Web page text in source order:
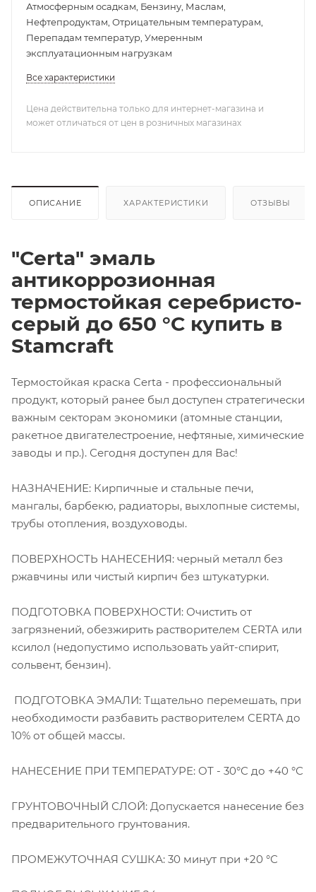
Атмосферным осадкам, Бензину, Маслам,
Нефтепродуктам, Отрицательным температурам,
Перепадам температур, Умеренным
эксплуатационным нагрузкам
Все характеристики
Цена действительна только для интернет-магазина и
может отличаться от цен в розничных магазинах
ОПИСАНИЕ ХАРАКТЕРИСТИКИ ОТЗЫВЫ
"Certa" эмаль
антикоррозионная
термостойкая серебристо-
серый до 650 °С купить в
Stamcraft
Термостойкая краска Certa - профессиональный
продукт, который ранее был доступен стратегически
важным секторам экономики (атомные станции,
ракетное двигателестроение, нефтяные, химические
заводы и пр.). Сегодня доступен для Вас!
НАЗНАЧЕНИЕ: Кирпичные и стальные печи,
мангалы, барбекю, радиаторы, выхлопные системы,
трубы отопления, воздуховоды.
ПОВЕРХНОСТЬ НАНЕСЕНИЯ: черный металл без
ржавчины или чистый кирпич без штукатурки.
ПОДГОТОВКА ПОВЕРХНОСТИ: Очистить от
загрязнений, обезжирить растворителем CERTA или
ксилол (недопустимо использовать уайт-спирит,
сольвент, бензин).
ПОДГОТОВКА ЭМАЛИ: Тщательно перемешать, при
необходимости разбавить растворителем CERTA до
10% от общей массы.
НАНЕСЕНИЕ ПРИ ТЕМПЕРАТУРЕ: ОТ - 30°С до +40 °С
ГРУНТОВОЧНЫЙ СЛОЙ: Допускается нанесение без
предварительного грунтования.
ПРОМЕЖУТОЧНАЯ СУШКА: 30 минут при +20 °С